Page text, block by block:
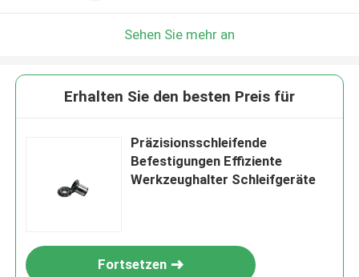
Sehen Sie mehr an
Erhalten Sie den besten Preis für
Präzisionsschleifende
Befestigungen Effiziente
Werkzeughalter Schleifgeräte
Fortsetzen